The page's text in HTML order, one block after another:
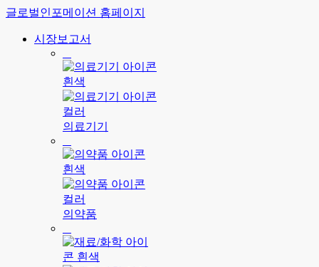
글로벌인포메이션 홈페이지
시장보고서
의료기기
의약품